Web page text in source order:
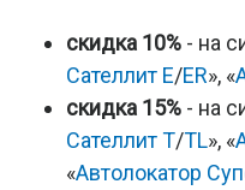
скидка 10% - на
Сателлит E/ЕR», «
скидка 15% - на
Сателлит T/TL», «
«Автолокатор